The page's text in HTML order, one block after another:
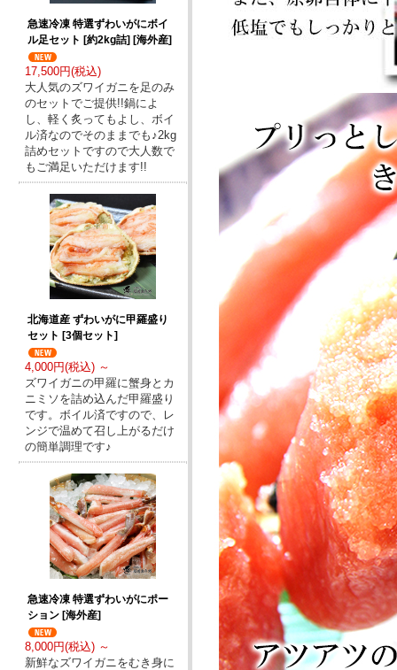
急速冷凍 特選ずわいがにボイ
ル足セット [約2kg詰] [海外産]
17,500円(税込)
大人気のズワイガニを足のみ
のセットでご提供!!鍋によ
し、軽く炙ってもよし、ボイ
ル済なのでそのままでも♪2kg
詰めセットですので大人数で
もご満足いただけます!!
北海道産 ずわいがに甲羅盛り
セット [3個セット]
4,000円(税込) ～
ズワイガニの甲羅に蟹身とカ
ニミソを詰め込んだ甲羅盛り
です。ボイル済ですので、レ
ンジで温めて召し上がるだけ
の簡単調理です♪
急速冷凍 特選ずわいがにポー
ション [海外産]
8,000円(税込) ～
新鮮なズワイガニをむき身に